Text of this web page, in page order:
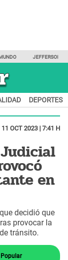
JEFFERSON
DEPORTES
11 OCT 2023 | 7:41 H
en
decidió que
provocar la
tránsito.